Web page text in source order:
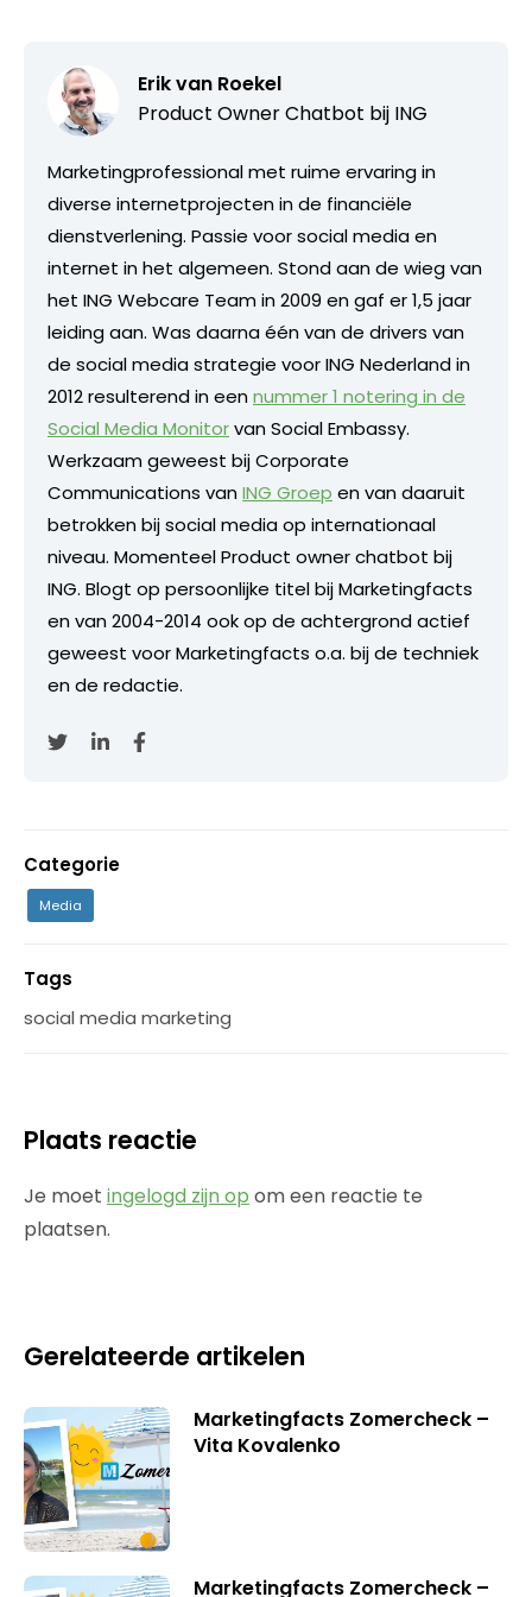
Erik van Roekel
Product Owner Chatbot bij ING
Marketingprofessional met ruime ervaring in
diverse internetprojecten in de financiële
dienstverlening. Passie voor social media en
internet in het algemeen. Stond aan de wieg van
het ING Webcare Team in 2009 en gaf er 1,5 jaar
leiding aan. Was daarna één van de drivers van
de social media strategie voor ING Nederland in
2012 resulterend in eennummer 1 notering in de
Social Media Monitorvan Social Embassy.
Werkzaam geweest bij Corporate
Communications vanING Groep en van daaruit
betrokken bij social media op internationaal
niveau. Momenteel Product owner chatbot bij
ING. Blogt op persoonlijke titel bij Marketingfacts
en van 2004-2014 ook op de achtergrond actief
geweest voor Marketingfacts o.a. bij de techniek
en de redactie.
Categorie
Media
Tags
social media marketing
Plaats reactie
Je moet ingelogd zijn op om een reactie te
plaatsen.
Gerelateerde artikelen
Marketingfacts Zomercheck –
Vita Kovalenko
Marketingfacts Zomercheck –